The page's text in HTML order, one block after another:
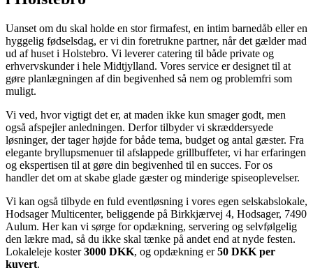
Uanset om du skal holde en stor firmafest, en intim barnedåb eller en
hyggelig fødselsdag, er vi din foretrukne partner, når det gælder mad
ud af huset i Holstebro. Vi leverer catering til både private og
erhvervskunder i hele Midtjylland. Vores service er designet til at
gøre planlægningen af din begivenhed så nem og problemfri som
muligt.
Vi ved, hvor vigtigt det er, at maden ikke kun smager godt, men
også afspejler anledningen. Derfor tilbyder vi skræddersyede
løsninger, der tager højde for både tema, budget og antal gæster. Fra
elegante bryllupsmenuer til afslappede grillbuffeter, vi har erfaringen
og ekspertisen til at gøre din begivenhed til en succes. For os
handler det om at skabe glade gæster og minderige spiseoplevelser.
Vi kan også tilbyde en fuld eventløsning i vores egen selskabslokale,
Hodsager Multicenter, beliggende på Birkkjærvej 4, Hodsager, 7490
Aulum. Her kan vi sørge for opdækning, servering og selvfølgelig
den lækre mad, så du ikke skal tænke på andet end at nyde festen.
Lokaleleje koster3000 DKK, og opdækning er50 DKK per
kuvert.